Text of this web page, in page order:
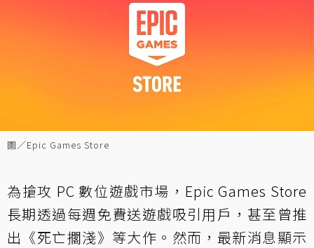
圖／Epic Games Store
為搶攻 PC 數位遊戲市場，Epic Games Store
長期透過每週免費送遊戲吸引用戶，甚至曾推
出《死亡擱淺》等大作。然而，最新消息顯示